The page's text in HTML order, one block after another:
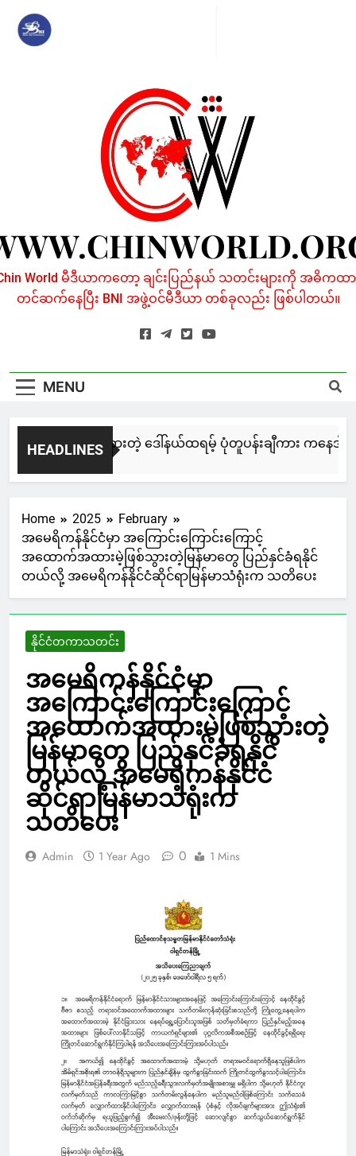
content
World မီဒီယာကတော့ ချင်းပြည်နယ် သတင်းများကို အဓိကထာ
တင်ဆက်နေပြီး BNI အဖွဲ့ဝင်မီဒီယာ တစ်ခုလည်း ဖြစ်ပါတယ်။
MENU
HEADLINES
င်းချေးနဲ့ ရေးဆွဲထားတဲ့ ဒေါ်နယ်ထရမ့် ပုံတူပန်းချီကား ကနေဒါမှာ
Hours Ago
Home 2025
February
အမေရိကန်နိုင်ငံမှာ အကြောင်းကြောင်းကြောင့်
အထောက်အထားမဲ့ဖြစ်သွားတဲ့မြန်မာတွေ ပြည်နှင်ခံရနိုင်
တယ်လို့ အမေရိကန်နိုင်ငံဆိုင်ရာမြန်မာသံရုံးက သတိပေး
နိုင်ငံတကာသတင်း
အမေရိကန်နိုင်ငံမှာ
အကြောင်းကြောင်းကြောင့်
အထောက်အထားမဲ့ဖြစ်သွားတဲ့
မြန်မာတွေ ပြည်နှင်ခံရနိုင်
တယ်လို့ အမေရိကန်နိုင်ငံ
ဆိုင်ရာမြန်မာသံရုံးက
သတိပေး
Admin 1 Year Ago 0 1 Mins